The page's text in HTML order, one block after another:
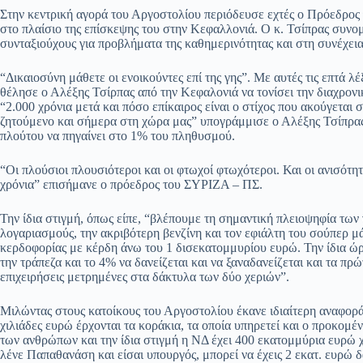
bo
ok
ts
A
pp
gr
a
m
sa
ge
ail ail ρ
α
στ
εί
τε
Στην κεντρική αγορά του Αργοστολίου περιόδευσε εχτές ο
στο πλαίσιο της επίσκεψης του στην Κεφαλλονιά. Ο κ. Τσίπρας
συνταξιούχους για προβλήματα της καθημερινότητας και στη
“Δικαιοσύνη μάθετε οι ενοικούντες επί της γης”. Με αυτές τις επτά
θέλησε ο Αλέξης Τσίρπας από την Κεφαλονιά να τονίσει την
“2.000 χρόνια μετά και πόσο επίκαιρος είναι ο στίχος που ακούγεται
ζητούμενο και σήμερα στη χώρα μας” υπογράμμισε ο Αλέξης
πλούτου να πηγαίνει στο 1% του πληθυσμού.
“Οι πλούσιοι πλουσιότεροι και οι φτωχοί φτωχότεροι. Και οι
χρόνια” επισήμανε ο πρόεδρος του ΣΥΡΙΖΑ – ΠΣ.
Την ίδια στιγμή, όπως είπε, “βλέπουμε τη σημαντική πλειοψηφία
λογαριασμούς, την ακριβότερη βενζίνη και τον εφιάλτη του σούπερ
κερδοφορίας με κέρδη άνω του 1 δισεκατομμυρίου ευρώ. Την ίδια
την τράπεζα και το 4% να δανείζεται και να ξαναδανείζεται και τα
επιχειρήσεις μετρημένες στα δάκτυλα των δύο χεριών”.
Μιλώντας στους κατοίκους του Αργοστολίου έκανε ιδιαίτερη
χιλιάδες ευρώ έρχονται τα κοράκια, τα οποία υπηρετεί και ο
των ανθρώπων και την ίδια στιγμή η ΝΔ έχει 400 εκατομμύρια ευρώ
λένε Παπαθανάση και είσαι υπουργός, μπορεί να έχεις 2 εκατ. ευρώ